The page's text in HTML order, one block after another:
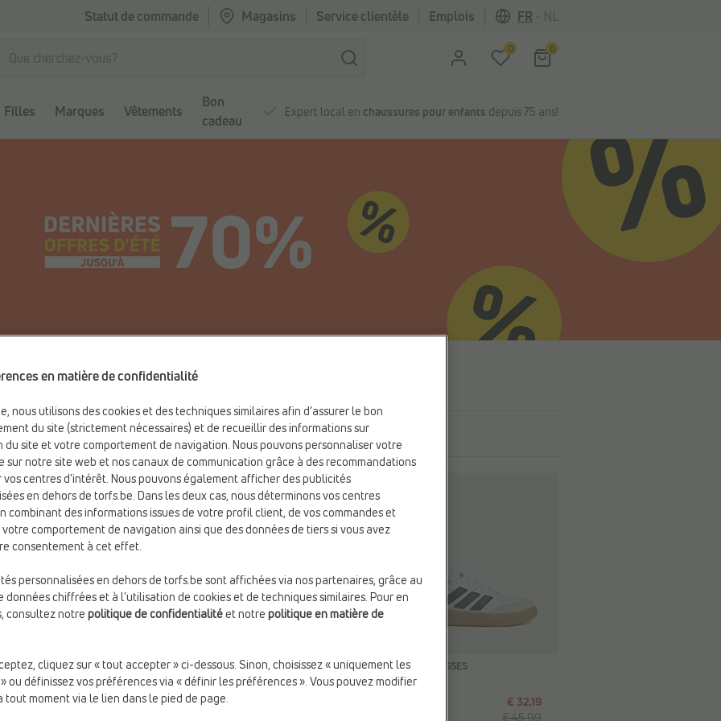
Statut de commande Magasins Service clientèle Emplois FR
0 0
Filles Marques Vêtements
Bon
cadeau
Expert local en chaussures pour enfants depuis 75 ans!
BASSES
€ 45,99
Lacets
BASKETS BASSES
adidas
€ 69,95
Fermeture:
BASKETS BASSES
adidas
€ 45,99
€ 32,19
en matière de confidentialité
nous utilisons des cookies et des techniques similaires afin d’assurer le bon
du site (strictement nécessaires) et de recueillir des informations sur
du site et votre comportement de navigation. Nous pouvons personnaliser votre
sur notre site web et nos canaux de communication grâce à des recommandations
vos centres d’intérêt. Nous pouvons également afficher des publicités
en dehors de torfs.be. Dans les deux cas, nous déterminons vos centres
combinant des informations issues de votre profil client, de vos commandes et
comportement de navigation ainsi que des données de tiers si vous avez
consentement à cet effet.
personnalisées en dehors de torfs.be sont affichées via nos partenaires, grâce au
données chiffrées et à l’utilisation de cookies et de techniques similaires. Pour en
consultez notre politique de confidentialitéet notre politique en matière de
cliquez sur « tout accepter » ci-dessous. Sinon, choisissez « uniquement les
ou définissez vos préférences via « définir les préférences ». Vous pouvez modifier
tout moment via le lien dans le pied de page.